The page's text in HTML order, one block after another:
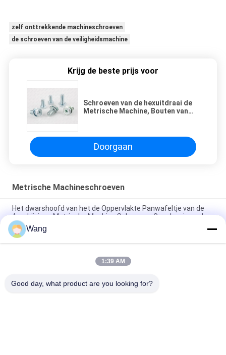
zelf onttrekkende machineschroeven
de schroeven van de veiligheidsmachine
Krijg de beste prijs voor
Schroeven van de hexuitdraai de
Metrische Machine, Bouten van
Doorgaan
Metrische Machineschroeven
Het dwarshoofd van het de Oppervlakte Panwafeltje van de
Aandrijvings Metrische Machine Schroeven Gegalvaniseerde
De ingelaste Metrische Machineschroeven verankeren
HoofdKoolstofstaaldin Norm
Kleine Metrische Machineschroeven, Schroef van de Roestvrij
Wang
1:39 AM
Good day, what product are you looking for?